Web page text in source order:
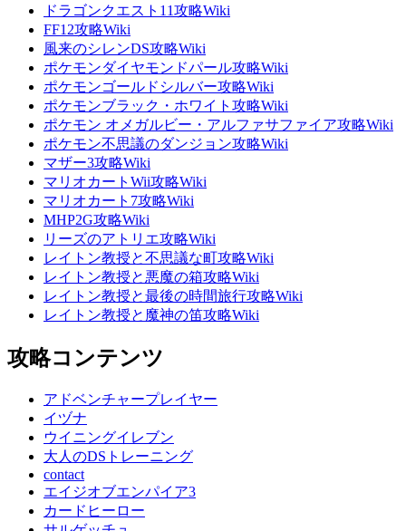
ドラゴンクエスト11攻略Wiki
FF12攻略Wiki
風来のシレンDS攻略Wiki
ポケモンダイヤモンドパール攻略Wiki
ポケモンゴールドシルバー攻略Wiki
ポケモンブラック・ホワイト攻略Wiki
ポケモン オメガルビー・アルファサファイア攻略Wiki
ポケモン不思議のダンジョン攻略Wiki
マザー3攻略Wiki
マリオカートWii攻略Wiki
マリオカート7攻略Wiki
MHP2G攻略Wiki
リーズのアトリエ攻略Wiki
レイトン教授と不思議な町攻略Wiki
レイトン教授と悪魔の箱攻略Wiki
レイトン教授と最後の時間旅行攻略Wiki
レイトン教授と魔神の笛攻略Wiki
攻略コンテンツ
アドベンチャープレイヤー
イヅナ
ウイニングイレブン
大人のDSトレーニング
contact
エイジオブエンパイア3
カードヒーロー